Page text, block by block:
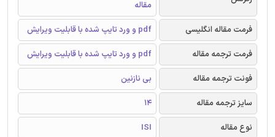
مقاله
فرمت مقاله انگلیسی
pdf و ورد تایپ شده با قابلیت ویرایش
فرمت ترجمه مقاله
pdf و ورد تایپ شده با قابلیت ویرایش
فونت ترجمه مقاله
بی نازنین
سایز ترجمه مقاله
14
نوع مقاله
ISI